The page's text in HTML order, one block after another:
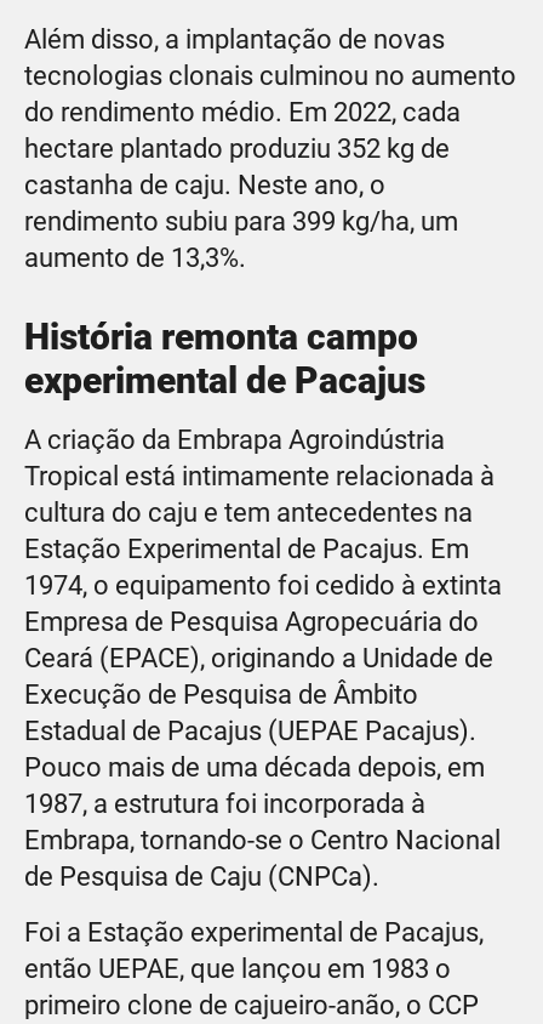
Além disso, a implantação de novas
tecnologias clonais culminou no aumento
do rendimento médio. Em 2022, cada
hectare plantado produziu 352 kg de
castanha de caju. Neste ano, o
rendimento subiu para 399 kg/ha, um
aumento de 13,3%.
História remonta campo
experimental de Pacajus
A criação da Embrapa Agroindústria
Tropical está intimamente relacionada à
cultura do caju e tem antecedentes na
Estação Experimental de Pacajus. Em
1974, o equipamento foi cedido à extinta
Empresa de Pesquisa Agropecuária do
Ceará (EPACE), originando a Unidade de
Execução de Pesquisa de Âmbito
Estadual de Pacajus (UEPAE Pacajus).
Pouco mais de uma década depois, em
1987, a estrutura foi incorporada à
Embrapa, tornando-se o Centro Nacional
de Pesquisa de Caju (CNPCa).
Foi a Estação experimental de Pacajus,
então UEPAE, que lançou em 1983 o
primeiro clone de cajueiro-anão, o CCP